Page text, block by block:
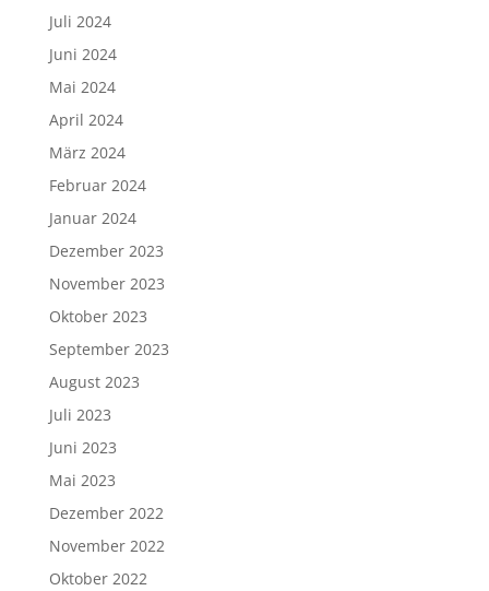
Juli 2024
Juni 2024
Mai 2024
April 2024
März 2024
Februar 2024
Januar 2024
Dezember 2023
November 2023
Oktober 2023
September 2023
August 2023
Juli 2023
Juni 2023
Mai 2023
Dezember 2022
November 2022
Oktober 2022